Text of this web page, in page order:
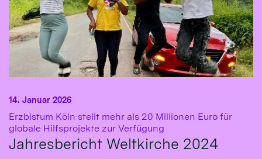
Erzbistum Köln stellt mehr als 20 Millionen Euro für
globale Hilfsprojekte zur Verfügung
Jahresbericht Weltkirche 2024
14. Januar 2026